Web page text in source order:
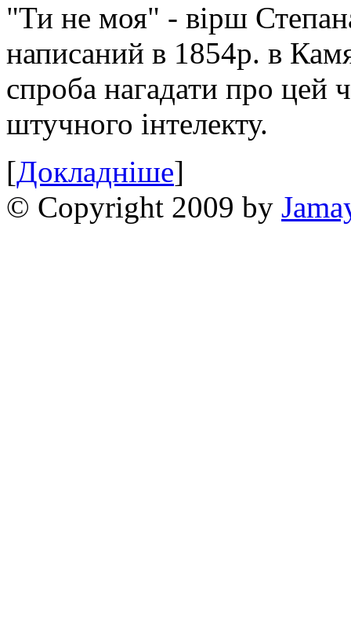
"Ти не моя" - вірш
написаний в 1854р. в
спроба нагадати про цей
штучного інтелекту.
[Докладніше]
© Copyright 2009 by